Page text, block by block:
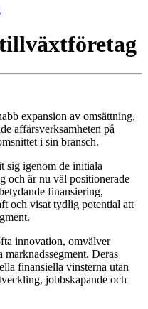
expansion av omsättning,
affärsverksamheten på
i sin bransch.
sig igenom de initiala
och är nu väl positionerade
finansiering,
och visat tydlig potential att
innovation, omvälver
Deras
finansiella vinsterna utan
jobbskapande och